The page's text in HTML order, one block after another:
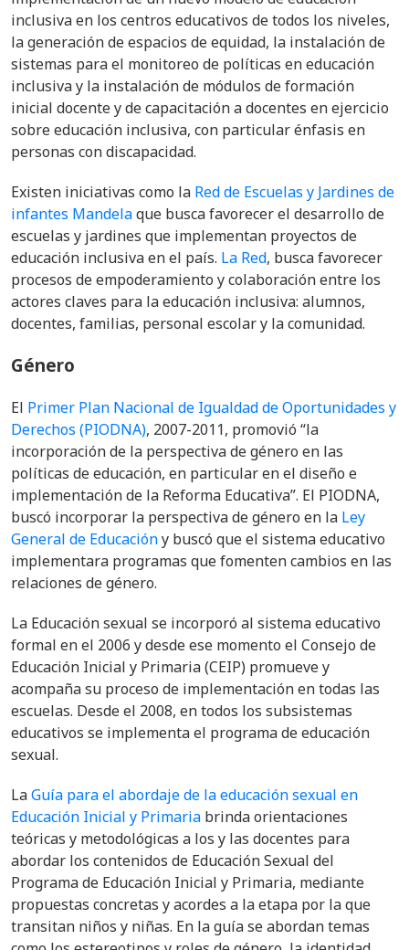
inclusiva en los centros educativos de todos los niveles,
la generación de espacios de equidad, la instalación de
sistemas para el monitoreo de políticas en educación
inclusiva y la instalación de módulos de formación
inicial docente y de capacitación a docentes en ejercicio
sobre educación inclusiva, con particular énfasis en
personas con discapacidad.
Existen iniciativas como la Red de Escuelas y Jardines de
infantes Mandelaque busca favorecer el desarrollo de
escuelas y jardines que implementan proyectos de
educación inclusiva en el país. La Red, busca favorecer
procesos de empoderamiento y colaboración entre los
actores claves para la educación inclusiva: alumnos,
docentes, familias, personal escolar y la comunidad.
Género
El Primer Plan Nacional de Igualdad de Oportunidades y
Derechos (PIODNA), 2007-2011, promovió “la
incorporación de la perspectiva de género en las
políticas de educación, en particular en el diseño e
implementación de la Reforma Educativa”. El PIODNA,
buscó incorporar la perspectiva de género en la Ley
General de Educacióny buscó que el sistema educativo
implementara programas que fomenten cambios en las
relaciones de género.
La Educación sexual se incorporó al sistema educativo
formal en el 2006 y desde ese momento el Consejo de
Educación Inicial y Primaria (CEIP) promueve y
acompaña su proceso de implementación en todas las
escuelas. Desde el 2008, en todos los subsistemas
educativos se implementa el programa de educación
sexual.
LaGuía para el abordaje de la educación sexual en
Educación Inicial y Primaria brinda orientaciones
teóricas y metodológicas a los y las docentes para
abordar los contenidos de Educación Sexual del
Programa de Educación Inicial y Primaria, mediante
propuestas concretas y acordes a la etapa por la que
transitan niños y niñas. En la guía se abordan temas